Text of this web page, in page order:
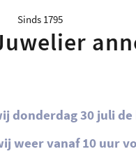
Sinds 1795
donderdag 30 juli
weer vanaf 10 uur